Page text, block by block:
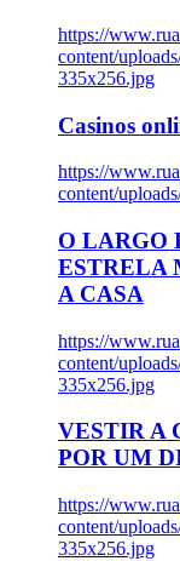
https://
content/
335x256.jpg
Casinos
https://
content/
O LARGO
ESTRELA
A CASA
https://
content/
335x256.jpg
VESTIR A
POR UM
https://
content/
335x256.jpg